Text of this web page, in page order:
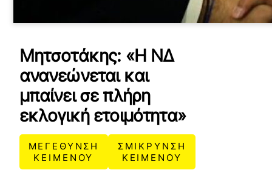
Μητσοτάκης: «Η ΝΔ
ανανεώνεται και
μπαίνει σε πλήρη
εκλογική ετοιμότητα»
ΜΕΓΕΘΥΝΣΗ
ΚΕΙΜΕΝΟΥ
ΣΜΙΚΡΥΝΣΗ
ΚΕΙΜΕΝΟΥ